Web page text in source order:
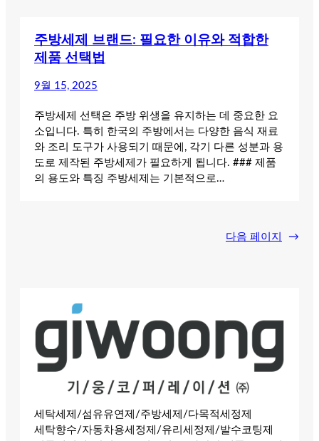
주방세제 브랜드: 필요한 이유와 적합한
제품 선택법
9월 15, 2025
주방세제 선택은 주방 위생을 유지하는 데 중요한 요
소입니다. 특히 한국의 주방에서는 다양한 음식 재료
와 조리 도구가 사용되기 때문에, 각기 다른 성분과 용
도로 제작된 주방세제가 필요하게 됩니다. ### 제품
의 용도와 특징 주방세제는 기본적으로…
다음 페이지 →
세탁세제/섬유유연제/주방세제/다목적세정제
세탁향수/자동차용세정제/유리세정제/발수코팅제